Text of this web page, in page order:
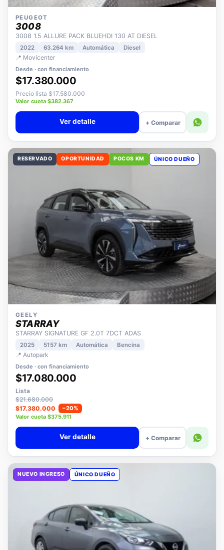
PEUGEOT
3008
3008 1.5 ALLURE PACK BLUEHDI 130 AT DIESEL
2022 63.264 km
📍 Movicenter
Desde · con financiamiento
$17.380.000
Precio lista $17.580.000
Valor cuota $382.367
+ Comparar
RESERVADO OPORTUNIDAD POCOS KM
GEELY
STARRAY
STARRAY SIGNATURE GF 2.0T 7DCT ADAS
2025 5157 km
📍 Autopark
Desde · con financiamiento
$17.080.000
Lista
$21.680.000
$17.380.000
−20%
Valor cuota $375.911
+ Comparar
NUEVO INGRESO